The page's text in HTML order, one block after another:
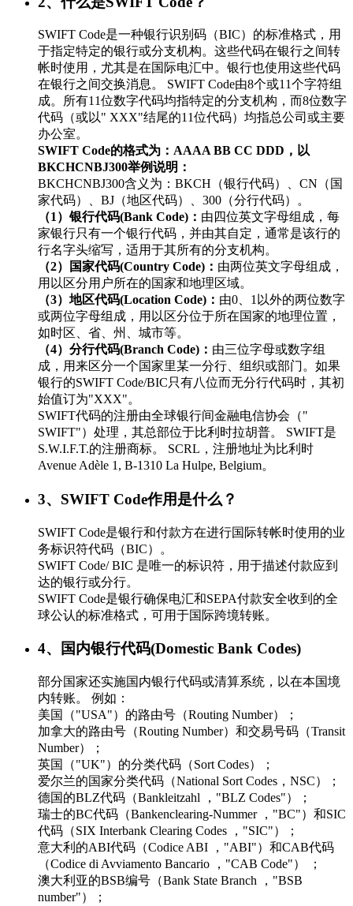
SWIFT Code是一种银行识别码（BIC）的标准格式，用
于指定特定的银行或分支机构。这些代码在银行之间转
帐时使用，尤其是在国际电汇中。银行也使用这些代码
在银行之间交换消息。 SWIFT Code由8个或11个字符组
成。所有11位数字代码均指特定的分支机构，而8位数字
代码（或以" XXX"结尾的11位代码）均指总公司或主要
办公室。
SWIFT Code的格式为：AAAA BB CC DDD，以
BKCHCNBJ300举例说明：
BKCHCNBJ300含义为：BKCH（银行代码）、CN（国
家代码）、BJ（地区代码）、300（分行代码）。
（1）银行代码(Bank Code)： 由四位英文字母组成，每
家银行只有一个银行代码，并由其自定，通常是该行的
行名字头缩写，适用于其所有的分支机构。
（2）国家代码(Country Code)： 由两位英文字母组成，
用以区分用户所在的国家和地理区域。
（3）地区代码(Location Code)： 由0、1以外的两位数字
或两位字母组成，用以区分位于所在国家的地理位置，
如时区、省、州、城市等。
（4）分行代码(Branch Code)： 由三位字母或数字组
成，用来区分一个国家里某一分行、组织或部门。如果
银行的SWIFT Code/BIC只有八位而无分行代码时，其初
始值订为"XXX"。
SWIFT代码的注册由全球银行间金融电信协会（"
SWIFT"）处理，其总部位于比利时拉胡普。 SWIFT是
S.W.I.F.T.的注册商标。 SCRL，注册地址为比利时
Avenue Adèle 1, B-1310 La Hulpe, Belgium。
3、SWIFT Code作用是什么？
SWIFT Code是银行和付款方在进行国际转帐时使用的业
务标识符代码（BIC）。
SWIFT Code/ BIC 是唯一的标识符，用于描述付款应到
达的银行或分行。
SWIFT Code是银行确保电汇和SEPA付款安全收到的全
球公认的标准格式，可用于国际跨境转账。
4、国内银行代码(Domestic Bank Codes)
部分国家还实施国内银行代码或清算系统，以在本国境
内转账。 例如：
美国（"USA"）的路由号（Routing Number）；
加拿大的路由号（Routing Number）和交易号码（Transit
Number）；
英国（"UK"）的分类代码（Sort Codes）；
爱尔兰的国家分类代码（National Sort Codes，NSC）；
德国的BLZ代码（Bankleitzahl ，"BLZ Codes"）；
瑞士的BC代码（Bankenclearing-Nummer ，"BC"）和SIC
代码（SIX Interbank Clearing Codes ，"SIC"）；
意大利的ABI代码（Codice ABI ，"ABI"）和CAB代码
（Codice di Avviamento Bancario ，"CAB Code"） ；
澳大利亚的BSB编号（Bank State Branch ，"BSB
number"）；